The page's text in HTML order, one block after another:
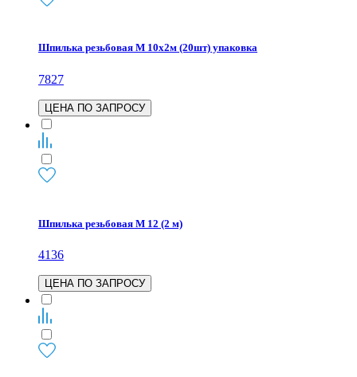
Шпилька резьбовая М 10х2м (20шт) упаковка
7827
ЦЕНА ПО ЗАПРОСУ
Шпилька резьбовая М 12 (2 м)
4136
ЦЕНА ПО ЗАПРОСУ